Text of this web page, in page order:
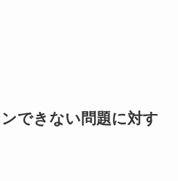
できない問題に対す